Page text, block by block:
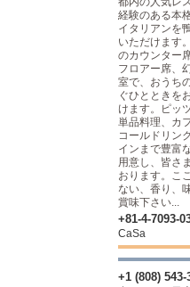
経験のある本
イタリアンを
いただけます
のカウンター
フロアー席、
室で、おうち
ぐひとときを
けます。ピッ
単品料理、カ
コールドリン
インまで豊富
用意し、皆さ
おります。こ
ない、香り、
賞味下さい...
+81-4-7093-
CaSa
+1 (808) 543-